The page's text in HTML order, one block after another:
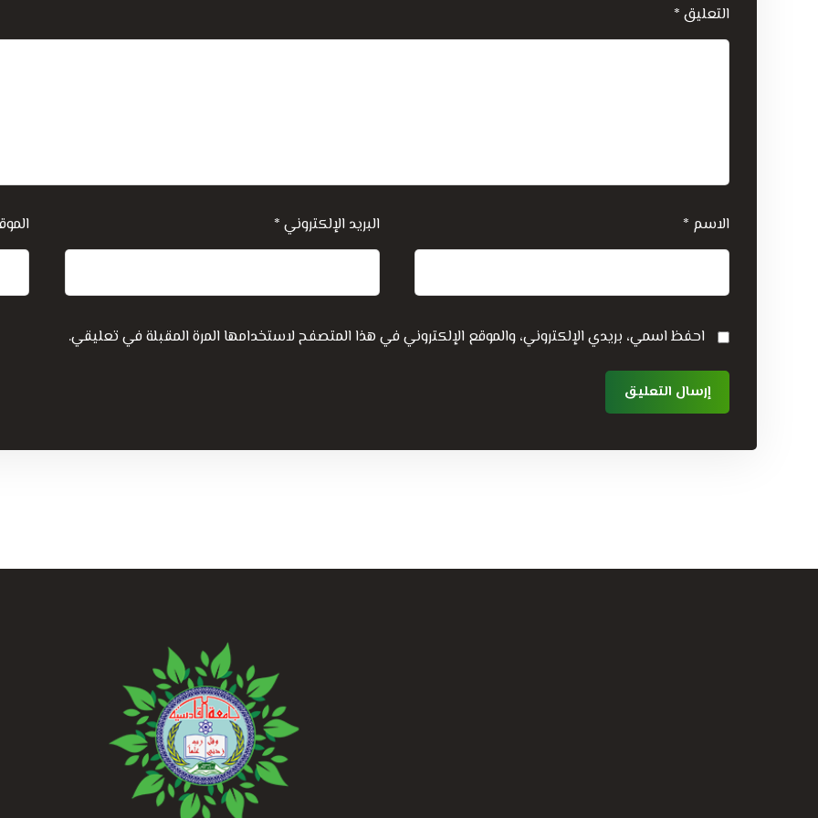
التعليق *
الاسم * البريد الإلكتروني *
احفظ اسمي، بريدي الإلكتروني، والموقع الإلكتروني في هذا المتصفح لاستخدامها المرة المقبلة في تعليقي.
إرسال التعليق